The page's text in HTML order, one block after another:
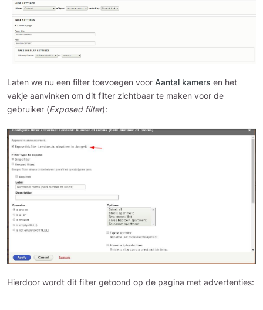
Laten we nu een filter toevoegen voor Aantal kamers en het
vakje aanvinken om dit filter zichtbaar te maken voor de
gebruiker (Exposed filter):
Hierdoor wordt dit filter getoond op de pagina met advertenties: